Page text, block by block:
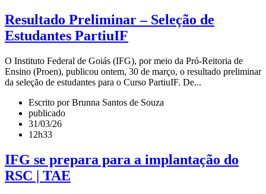
Resultado Preliminar – Seleção de
Estudantes PartiuIF
O Instituto Federal de Goiás (IFG), por meio da Pró-Reitoria de
Ensino (Proen), publicou ontem, 30 de março, o resultado preliminar
da seleção de estudantes para o Curso PartiuIF. De...
Escrito por Brunna Santos de Souza
publicado
31/03/26
12h33
IFG se prepara para a implantação do
RSC | TAE